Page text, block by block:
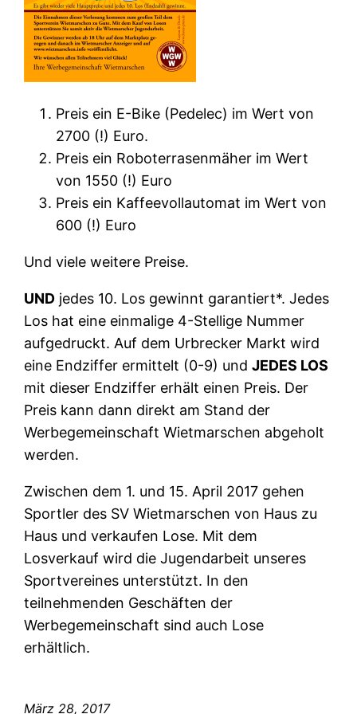
Preis ein E-Bike (Pedelec) im Wert von
2700 (!) Euro.
Preis ein Roboterrasenmäher im Wert
von 1550 (!) Euro
Preis ein Kaffeevollautomat im Wert von
600 (!) Euro
Und viele weitere Preise.
UND jedes 10. Los gewinnt garantiert*. Jedes
Los hat eine einmalige 4-Stellige Nummer
aufgedruckt. Auf dem Urbrecker Markt wird
eine Endziffer ermittelt (0-9) undJEDES LOS
mit dieser Endziffer erhält einen Preis. Der
Preis kann dann direkt am Stand der
Werbegemeinschaft Wietmarschen abgeholt
werden.
Zwischen dem 1. und 15. April 2017 gehen
Sportler des SV Wietmarschen von Haus zu
Haus und verkaufen Lose. Mit dem
Losverkauf wird die Jugendarbeit unseres
Sportvereines unterstützt. In den
teilnehmenden Geschäften der
Werbegemeinschaft sind auch Lose
erhältlich.
März 28, 2017